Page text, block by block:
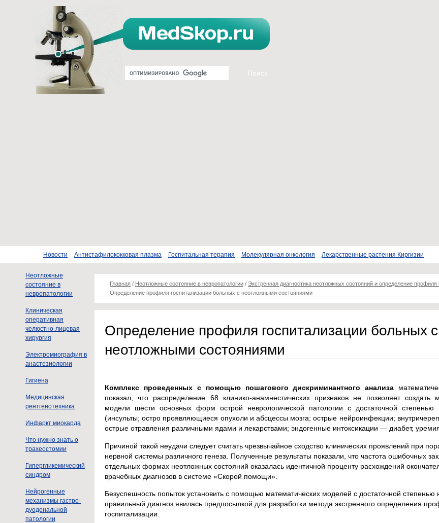
Новости Антистафилококковая плазма Госпитальная терапия Молекулярная онкология Лекарственные растения Киргизии
Неотложные
состояние в
невропатологии
Клиническая
оперативная
челюстно-лицевая
хирургия
Электромиография в
анастезиологии
Гигиена
Медицинская
рентгенотехника
Инфаркт миокарда
Что нужно знать о
трахеостомии
Гипергликемический
синдром
Нейрогенные
механизмы гастро-
дуоденальной
патологии
Главная / Неотложные состояние в невропатологии / Экстренная диагностика неотложных состояний и определение профиля
Определение профиля госпитализации больных с неотложными состояниями
Определение профиля госпитализации больных с
неотложными состояниями
Комплекс проведенных с помощью пошагового дискриминантного анализа
показал, что распределение 68 клинико-анамнестических признаков не позволяет создать
модели шести основных форм острой неврологической патологии с достаточной степенью
(инсульты; остро проявляющиеся опухоли и абсцессы мозга; острые нейроинфекции;
острые отравления различными ядами и лекарствами; эндогенные интоксикации — диабет,
Причиной такой неудачи следует считать чрезвычайное сходство клинических проявлений при
нервной системы различного генеза. Полученные результаты показали, что частота ошибочных
отдельных формах неотложных состояний оказалась идентичной проценту расхождений
врачебных диагнозов в системе «Скорой помощи».
Безуспешность попыток установить с помощью математических моделей с достаточной степенью
правильный диагноз явилась предпосылкой для разработки метода экстренного определения
госпитализации.